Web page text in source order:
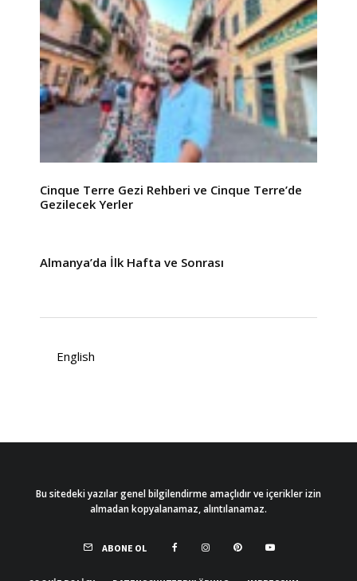
Cinque Terre Gezi Rehberi ve Cinque Terre’de
Gezilecek Yerler
Almanya’da İlk Hafta ve Sonrası
English
Bu sitedeki yazılar genel bilgilendirme amaçlıdır ve içerikler izin
almadan kopyalanamaz, alıntılanamaz.
ABONE OL